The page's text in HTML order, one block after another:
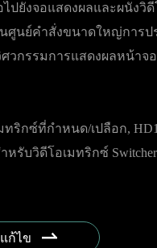
ปยังจอแสดงผลและผนังวิ
ศูนย์คำสั่งขนาดใหญ่การป
ศวกรรมการแสดงผลหน้า
ริกซ์ที่กำหนด/เปลือก,
รับวิดีโอเมทริกซ์ Switcher
ก้ไข 